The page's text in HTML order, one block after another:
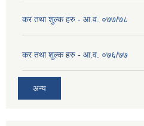
कर तथा शुल्क हरु - आ.व. ०७७/७८
कर तथा शुल्क हरु - आ.व. ०७६/७७
अन्य